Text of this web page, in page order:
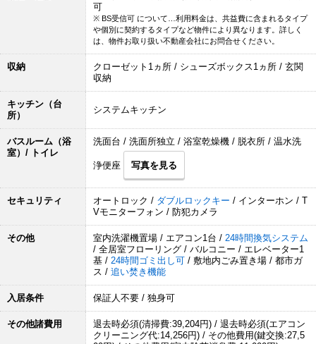
可
※ BS受信可 について…利用料金は、共益費に含まれるタイプ
や個別に契約するタイプなど物件により異なります。詳しく
は、物件お取り扱い不動産会社にお問合せください。
収納
クローゼット1ヵ所 / シューズボックス1ヵ所 / 玄関
収納
キッチン（台
所）
システムキッチン
バスルーム（浴
室）/ トイレ
洗面台 / 洗面所独立 / 浴室乾燥機 / 脱衣所 / 温水洗
浄便座 写真を見る
セキュリティ オートロック / ダブルロックキー / インターホン / T
Vモニターフォン / 防犯カメラ
その他 室内洗濯機置場 / エアコン1台 / 24時間換気システム
/ 全居室フローリング / バルコニー / エレベーター1
基 / 24時間ゴミ出し可 / 敷地内ごみ置き場 / 都市ガ
ス / 追い焚き機能
入居条件 保証人不要 / 独身可
その他諸費用
退去時必須(清掃費:39,204円) / 退去時必須(エアコン
クリーニング代:14,256円) / その他費用(鍵交換:27,5